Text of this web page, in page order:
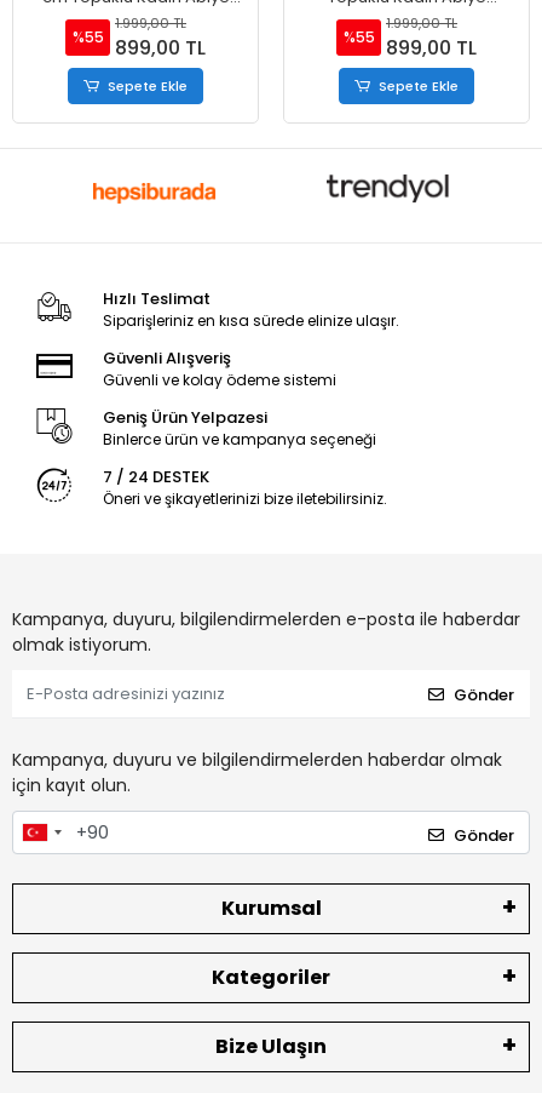
Ayakkabı
%55
1.999,00 TL
899,00 TL
Sepete Ekle
Ayakkabı
%55
1.999,00 TL
899,00 TL
Sepete Ekle
Hızlı Teslimat
Siparişleriniz en kısa sürede elinize ulaşır.
Güvenli Alışveriş
Güvenli ve kolay ödeme sistemi
Geniş Ürün Yelpazesi
Binlerce ürün ve kampanya seçeneği
7 / 24 DESTEK
Öneri ve şikayetlerinizi bize iletebilirsiniz.
Kampanya, duyuru, bilgilendirmelerden e-posta ile haberdar
olmak istiyorum.
Gönder
Kampanya, duyuru ve bilgilendirmelerden haberdar olmak
için kayıt olun.
Gönder
Kurumsal
Kategoriler
Bize Ulaşın